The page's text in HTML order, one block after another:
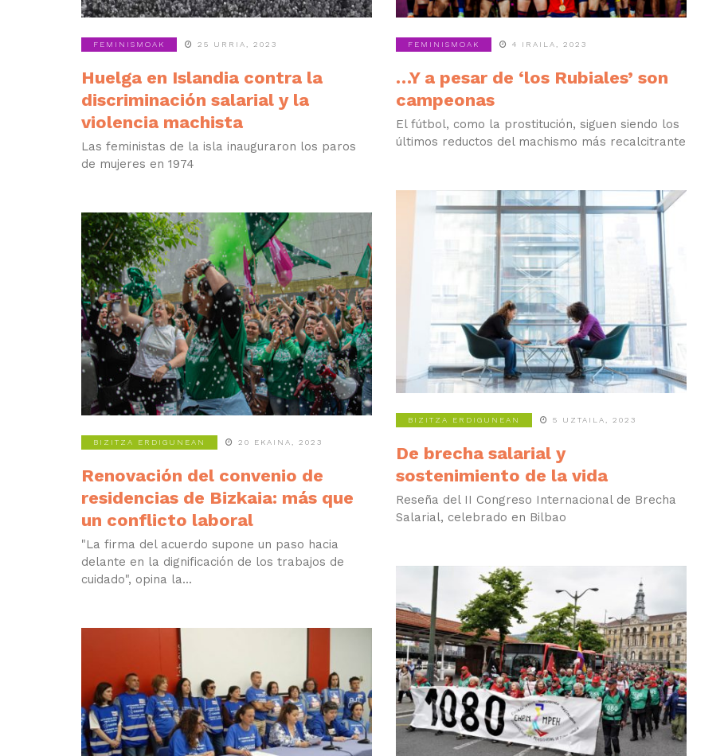
FEMINISMOAK 25 URRIA, 2023
Huelga en Islandia contra la
discriminación salarial y la
violencia machista
Las feministas de la isla inauguraron los paros
de mujeres en 1974
FEMINISMOAK 4 IRAILA, 2023
…Y a pesar de ‘los Rubiales’ son
campeonas
El fútbol, como la prostitución, siguen siendo los
últimos reductos del machismo más recalcitrante
BIZITZA ERDIGUNEAN 5 UZTAILA, 2023
De brecha salarial y
sostenimiento de la vida
Reseña del II Congreso Internacional de Brecha
Salarial, celebrado en Bilbao
BIZITZA ERDIGUNEAN 20 EKAINA, 2023
Renovación del convenio de
residencias de Bizkaia: más que
un conflicto laboral
"La firma del acuerdo supone un paso hacia
delante en la dignificación de los trabajos de
cuidado", opina la...